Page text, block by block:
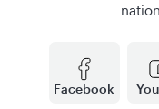
Facebook